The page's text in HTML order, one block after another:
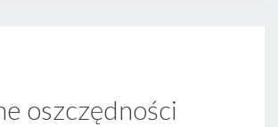
oszczędności